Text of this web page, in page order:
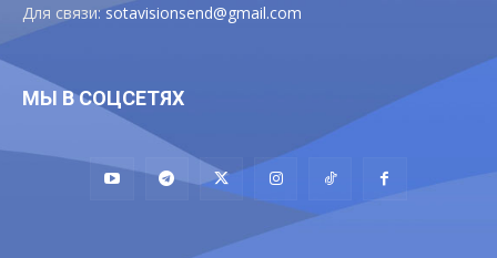
Для связи:sotavisionsend@gmail.com
МЫ В СОЦСЕТЯХ